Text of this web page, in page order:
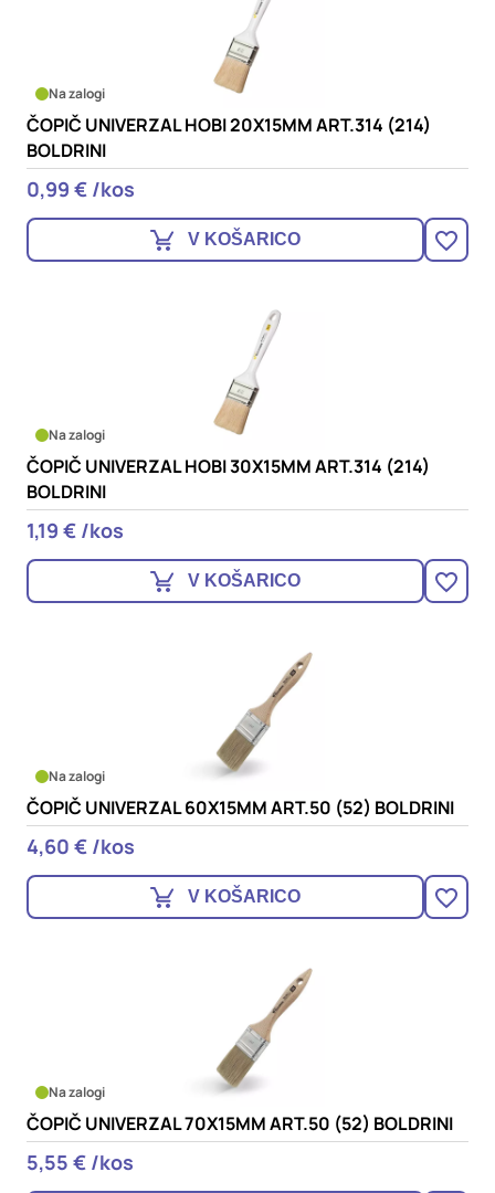
Na zalogi
ČOPIČ UNIVERZAL HOBI 20X15MM ART.314 (214)
BOLDRINI
0,99 € /kos
V KOŠARICO
Na zalogi
ČOPIČ UNIVERZAL HOBI 30X15MM ART.314 (214)
BOLDRINI
1,19 € /kos
V KOŠARICO
Na zalogi
ČOPIČ UNIVERZAL 60X15MM ART.50 (52) BOLDRINI
4,60 € /kos
V KOŠARICO
Na zalogi
ČOPIČ UNIVERZAL 70X15MM ART.50 (52) BOLDRINI
5,55 € /kos